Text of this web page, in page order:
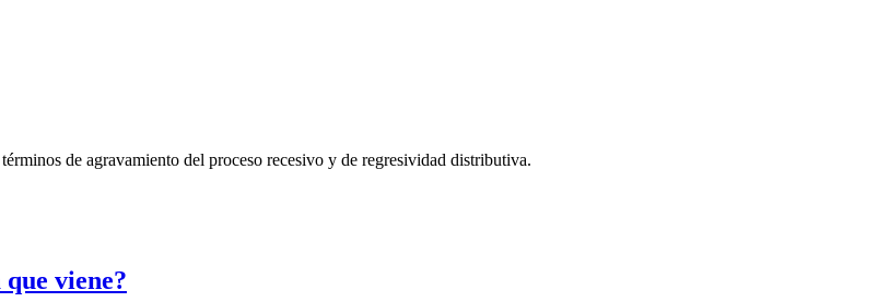
de agravamiento del proceso recesivo y de regresividad distributiva.
viene?